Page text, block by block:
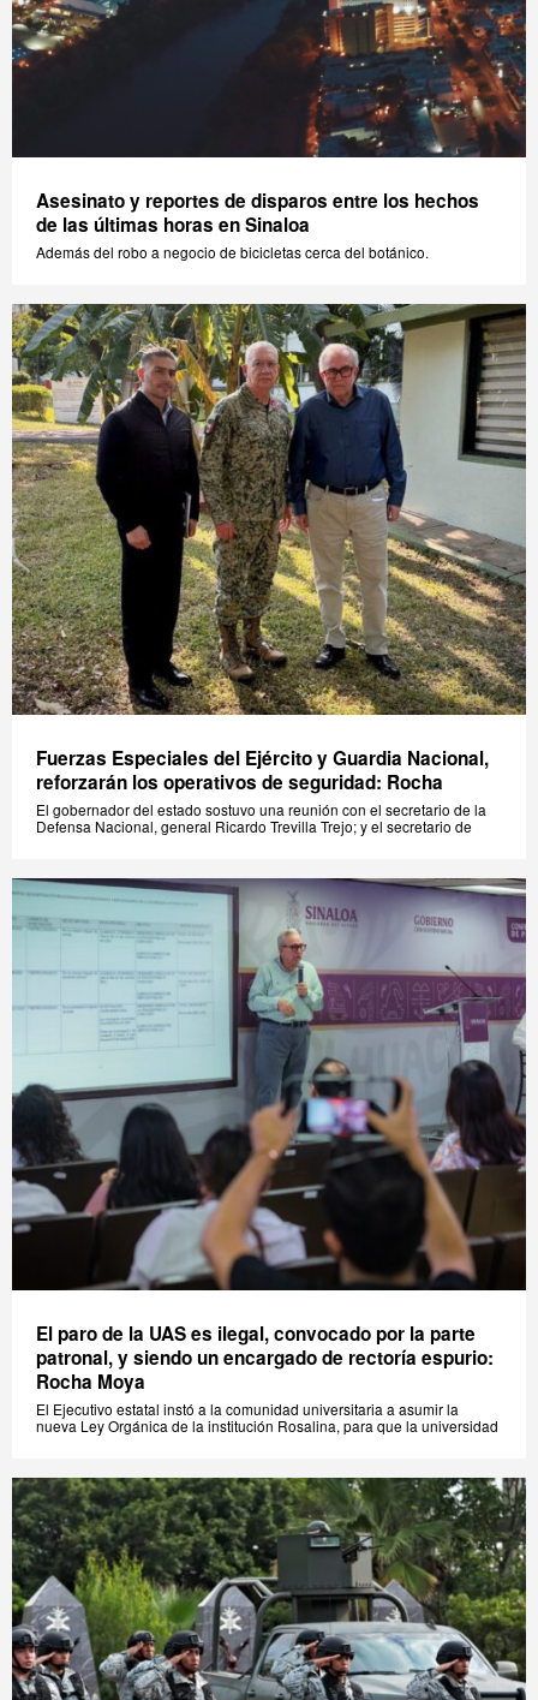
Asesinato y reportes de disparos entre los hechos
de las últimas horas en Sinaloa
Además del robo a negocio de bicicletas cerca del botánico.
Fuerzas Especiales del Ejército y Guardia Nacional,
reforzarán los operativos de seguridad: Rocha
El gobernador del estado sostuvo una reunión con el secretario de la
Defensa Nacional, general Ricardo Trevilla Trejo; y el secretario de
El paro de la UAS es ilegal, convocado por la parte
patronal, y siendo un encargado de rectoría espurio:
Rocha Moya
El Ejecutivo estatal instó a la comunidad universitaria a asumir la
nueva Ley Orgánica de la institución Rosalina, para que la universidad